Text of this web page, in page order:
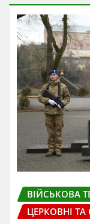
ВІЙСЬКОВА
ЦЕРКОВНІ ТА